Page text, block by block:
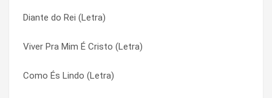
Diante do Rei (Letra)
Viver Pra Mim É Cristo (Letra)
Como És Lindo (Letra)
Um Coração Igual Ao Teu (Letra)
Tudo Posso (Letra)
Tudo É do Pai (Letra)
A Poesia Me Leva (Letra)
Abraço de Pai (Letra)
Abraço de Pai (Letra)